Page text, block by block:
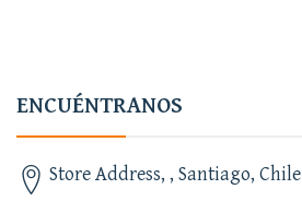
ENCUÉNTRANOS
Store Address, , Santiago, Chile